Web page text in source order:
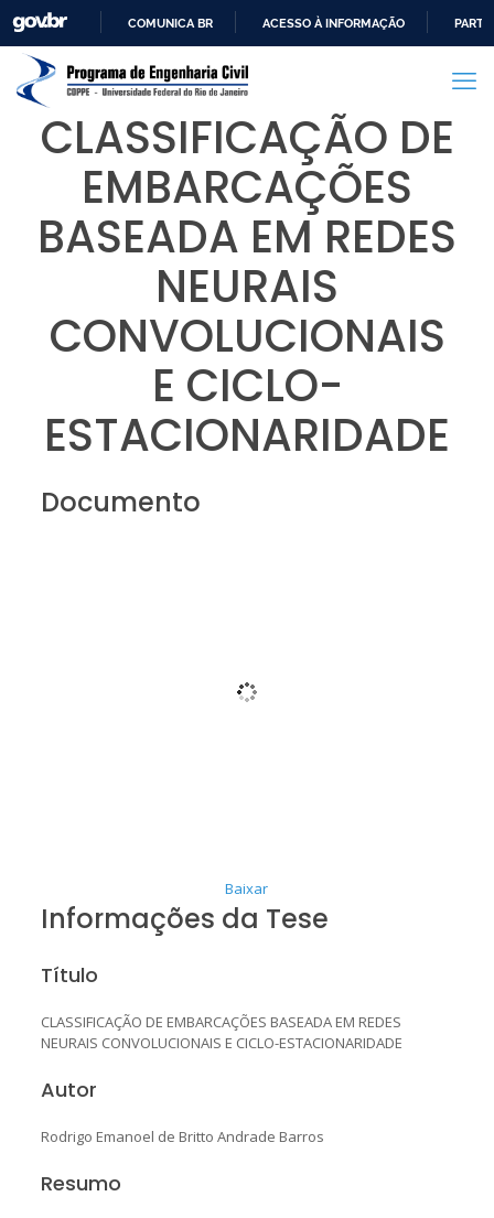
PARA
CONTEÚDO
COMUNICA BR ACESSO À INFORMAÇÃO
CLASSIFICAÇÃO DE
EMBARCAÇÕES
BASEADA EM REDES
NEURAIS
CONVOLUCIONAIS
E CICLO-
ESTACIONARIDADE
Documento
Baixar
Informações da Tese
Título
CLASSIFICAÇÃO DE EMBARCAÇÕES BASEADA EM REDES
NEURAIS CONVOLUCIONAIS E CICLO-ESTACIONARIDADE
Autor
Rodrigo Emanoel de Britto Andrade Barros
Resumo